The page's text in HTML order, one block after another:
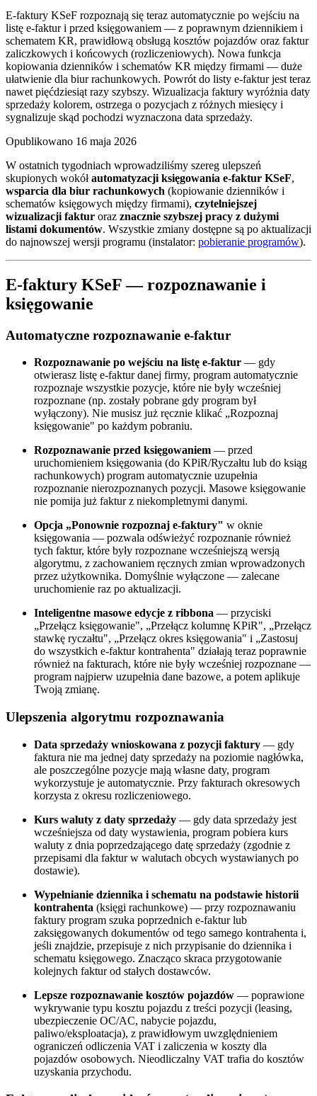
E-faktury KSeF rozpoznają się teraz automatycznie po wejściu na
listę e-faktur i przed księgowaniem — z poprawnym dziennikiem i
schematem KR, prawidłową obsługą kosztów pojazdów oraz faktur
zaliczkowych i końcowych (rozliczeniowych). Nowa funkcja
kopiowania dzienników i schematów KR między firmami — duże
ułatwienie dla biur rachunkowych. Powrót do listy e-faktur jest teraz
nawet pięćdziesiąt razy szybszy. Wizualizacja faktury wyróżnia daty
sprzedaży kolorem, ostrzega o pozycjach z różnych miesięcy i
sygnalizuje skąd pochodzi wyznaczona data sprzedaży.
Opublikowano 16 maja 2026
W ostatnich tygodniach wprowadziliśmy szereg ulepszeń
skupionych wokółautomatyzacji księgowania e-faktur KSeF,
wsparcia dla biur rachunkowych (kopiowanie dzienników i
schematów księgowych między firmami), czytelniejszej
wizualizacji faktur oraz znacznie szybszej pracy z dużymi
listami dokumentów. Wszystkie zmiany dostępne są po aktualizacji
do najnowszej wersji programu (instalator: pobieranie programów).
E-faktury KSeF — rozpoznawanie i
księgowanie
Automatyczne rozpoznawanie e-faktur
Rozpoznawanie po wejściu na listę e-faktur — gdy
otwierasz listę e-faktur danej firmy, program automatycznie
rozpoznaje wszystkie pozycje, które nie były wcześniej
rozpoznane (np. zostały pobrane gdy program był
wyłączony). Nie musisz już ręcznie klikać „Rozpoznaj
księgowanie" po każdym pobraniu.
Rozpoznawanie przed księgowaniem — przed
uruchomieniem księgowania (do KPiR/Ryczałtu lub do ksiąg
rachunkowych) program automatycznie uzupełnia
rozpoznanie nierozpoznanych pozycji. Masowe księgowanie
nie pomija już faktur z niekompletnymi danymi.
Opcja „Ponownie rozpoznaj e-faktury" w oknie
księgowania — pozwala odświeżyć rozpoznanie również
tych faktur, które były rozpoznane wcześniejszą wersją
algorytmu, z zachowaniem ręcznych zmian wprowadzonych
przez użytkownika. Domyślnie wyłączone — zalecane
uruchomienie raz po aktualizacji.
Inteligentne masowe edycje z ribbona — przyciski
„Przełącz księgowanie", „Przełącz kolumnę KPiR", „Przełącz
stawkę ryczałtu", „Przełącz okres księgowania" i „Zastosuj
do wszystkich e-faktur kontrahenta" działają teraz poprawnie
również na fakturach, które nie były wcześniej rozpoznane —
program najpierw uzupełnia dane bazowe, a potem aplikuje
Twoją zmianę.
Ulepszenia algorytmu rozpoznawania
Data sprzedaży wnioskowana z pozycji faktury — gdy
faktura nie ma jednej daty sprzedaży na poziomie nagłówka,
ale poszczególne pozycje mają własne daty, program
wykorzystuje je automatycznie. Przy fakturach okresowych
korzysta z okresu rozliczeniowego.
Kurs waluty z daty sprzedaży — gdy data sprzedaży jest
wcześniejsza od daty wystawienia, program pobiera kurs
waluty z dnia poprzedzającego datę sprzedaży (zgodnie z
przepisami dla faktur w walutach obcych wystawianych po
dostawie).
Wypełnianie dziennika i schematu na podstawie historii
kontrahenta (księgi rachunkowe) — przy rozpoznawaniu
faktury program szuka poprzednich e-faktur lub
zaksięgowanych dokumentów od tego samego kontrahenta i,
jeśli znajdzie, przepisuje z nich przypisanie do dziennika i
schematu księgowego. Znacząco skraca przygotowanie
kolejnych faktur od stałych dostawców.
Lepsze rozpoznawanie kosztów pojazdów — poprawione
wykrywanie typu kosztu pojazdu z treści pozycji (leasing,
ubezpieczenie OC/AC, nabycie pojazdu,
paliwo/eksploatacja), z prawidłowym uwzględnieniem
ograniczeń odliczenia VAT i zaliczenia w koszty dla
pojazdów osobowych. Nieodliczalny VAT trafia do kosztów
uzyskania przychodu.